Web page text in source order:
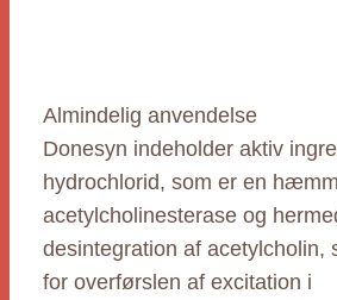
Almindelig anvendelse
Donesyn indeholder aktiv
hydrochlorid, som er en
acetylcholinesterase og
desintegration af acetylcholin,
for overførslen af excitation i